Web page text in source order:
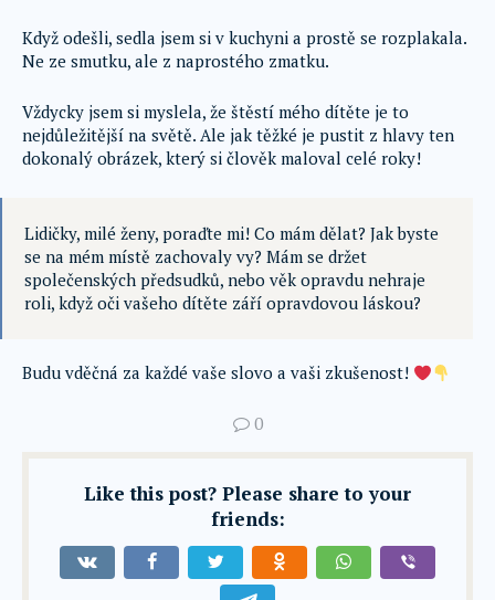
Když odešli, sedla jsem si v kuchyni a prostě se rozplakala.
Ne ze smutku, ale z naprostého zmatku.
Vždycky jsem si myslela, že štěstí mého dítěte je to
nejdůležitější na světě. Ale jak těžké je pustit z hlavy ten
dokonalý obrázek, který si člověk maloval celé roky!
Lidičky, milé ženy, poraďte mi! Co mám dělat? Jak byste
se na mém místě zachovaly vy? Mám se držet
společenských předsudků, nebo věk opravdu nehraje
roli, když oči vašeho dítěte září opravdovou láskou?
Budu vděčná za každé vaše slovo a vaši zkušenost!
0
Like this post? Please share to your
friends: